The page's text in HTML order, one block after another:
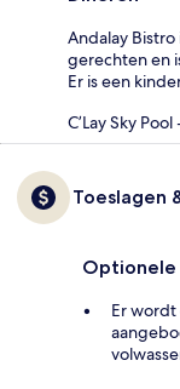
Andalay
gerechten en
Er is een
C’Lay Sky
Toeslagen
Optionele
Er wordt